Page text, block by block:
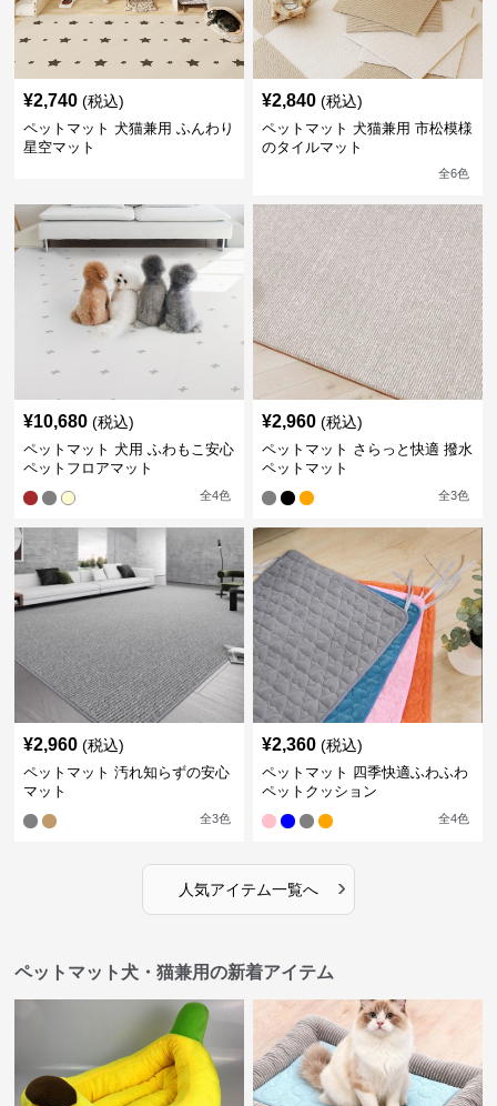
¥2,740 (税込)
ペットマット 犬猫兼用 ふんわり
星空マット
¥2,840 (税込)
ペットマット 犬猫兼用 市松模様
のタイルマット
全6色
¥10,680 (税込)
ペットマット 犬用 ふわもこ安心
ペットフロアマット
全4色
¥2,960 (税込)
ペットマット さらっと快適 撥水
ペットマット
全3色
¥2,960 (税込)
ペットマット 汚れ知らずの安心
マット
全3色
¥2,360 (税込)
ペットマット 四季快適ふわふわ
ペットクッション
全4色
人気アイテム一覧へ ›
ペットマット犬・猫兼用の新着アイテム